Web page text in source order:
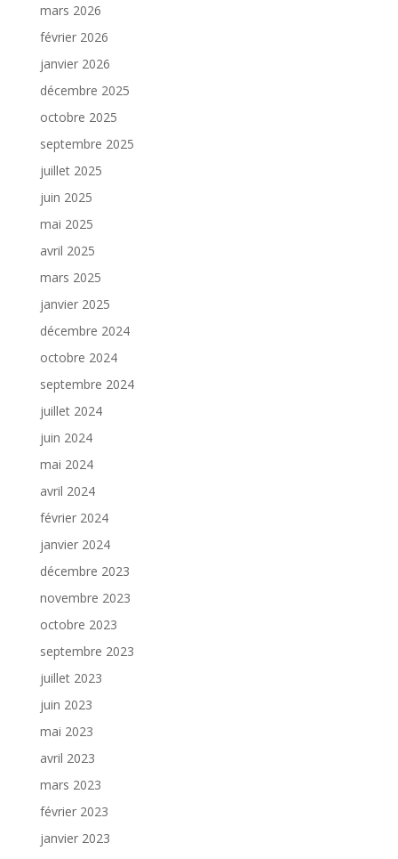
mars 2026
février 2026
janvier 2026
décembre 2025
octobre 2025
septembre 2025
juillet 2025
juin 2025
mai 2025
avril 2025
mars 2025
janvier 2025
décembre 2024
octobre 2024
septembre 2024
juillet 2024
juin 2024
mai 2024
avril 2024
février 2024
janvier 2024
décembre 2023
novembre 2023
octobre 2023
septembre 2023
juillet 2023
juin 2023
mai 2023
avril 2023
mars 2023
février 2023
janvier 2023